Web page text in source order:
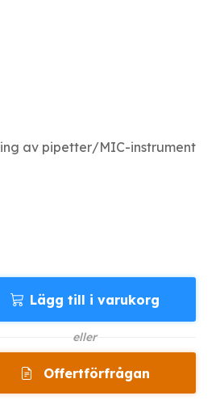
av pipetter/MIC-instrument
Lägg till i varukorg
eller
Offertförfrågan